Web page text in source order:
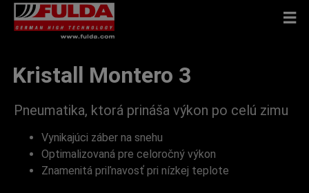
Kristall Montero 3
Pneumatika, ktorá prináša výkon po celú zimu
Vynikajúci záber na snehu
Optimalizovaná pre celoročný výkon
Znamenitá priľnavosť pri nízkej teplote